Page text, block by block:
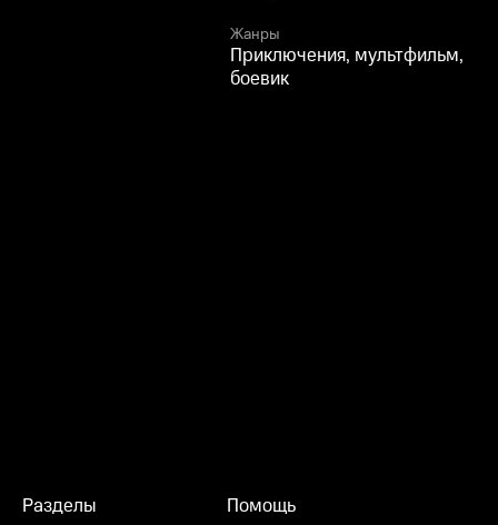
Жанры
Приключения, мультфильм,
боевик
Разделы Помощь